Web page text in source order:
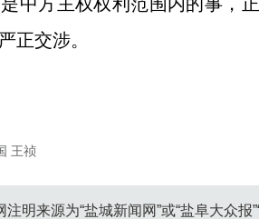
正交涉。
王祯
注明来源为“盐城新闻网”或“盐阜大众